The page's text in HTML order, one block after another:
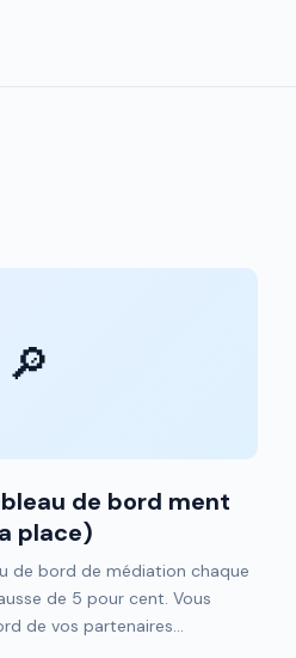
🔎
de bord ment
place)
de bord de médiation chaque
de 5 pour cent. Vous
de vos partenaires...